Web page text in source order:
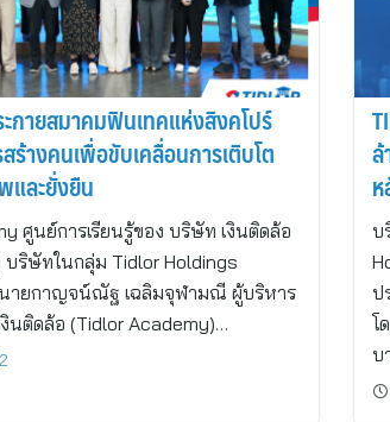
ะกายสมาคมฟินเทคแห่งสิงคโปร์
ร้างคนเพื่อขับเคลื่อนการเติบโต
ละยั่งยืน
ศูนย์การเรียนรู้ของ บริษัท เงินติดล้อ
ริษัทในกลุ่ม Tidlor Holdings
นายกาญจน์ณัฐ เฉลิมจุฬามณี ผู้บริหาร
งินติดล้อ (Tidlor Academy)…
บ
ป
โ
บ